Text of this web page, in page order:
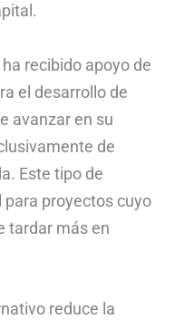
recibido apoyo de
el desarrollo de
avanzar en su
de
Este tipo de
proyectos cuyo
tardar más en
reduce la